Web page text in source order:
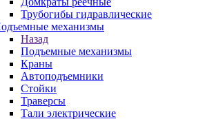
Трубогибы гидравлические
механизмы
Назад
Подъемные механизмы
Краны
Автоподъемники
Стойки
Траверсы
Тали электрические